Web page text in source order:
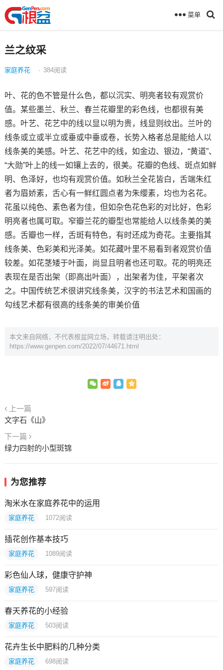
菜单
兰之纹采
家庭养花 · 384阅读
叶、花的色不管是什么色，都以沉实、明亮者较有观赏价
值。某些墨兰、秋兰、春兰花瓣里的彩色线，也都很有美
感。叶艺、花艺中的线以显以明为贵，线显则纹出。兰叶的
线条或立或半立或垂或中垂或卷，长势入格者总是能给人以
线条美的美感。叶艺、花艺中的线，如金边、银边，“黄道”、
“大勋”叶上的线一如镶上去的，很美。花瓣的色线、斑点如鲜
明、色泽好，也均有观赏价值。如秋兰全花皆白，舌端朱红
者为眉娇素，舌心有一鲜红圆点者为朱缨素，均也为名花。
花虽以纯色、素色者为佳，但如杂色花色彩的对比好，色彩
明亮者也属可取。窄瓣兰花的瓣型也常能给人以线条美的美
感。舌瓣也一样，舌斑有特色，有时还成为奇花。主要指其
线条美、色彩美和光泽美。如花藏叶里不易看到者观赏价值
较差。如花茎矮于叶面，尚显且明者也还可取。花的明亮还
表现在是否出架（即高出叶面），出架者为佳，平架者次
之。中国传统艺术很讲究线条美，汉字的书法艺术和国画的
勾线艺术都有很高的线条美的审美价值
本文来自网络，不代表根盆网立场，转载请注明出处：
https://www.genpen.com/2022/07/44671.html
上一篇
文字石《山》
下一篇
绿力四射的小型斑锦
为您推荐
淘米水在家庭养花中的运用
家庭养花 1072阅读
插花创作基本技巧
家庭养花 1089阅读
彩色仙人球，健康守护神
家庭养花 597阅读
春天养花的小经验
家庭养花 503阅读
花卉生长中肥料的几种分类
家庭养花 698阅读